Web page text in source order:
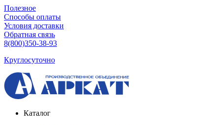
Полезное
Способы оплаты
Условия доставки
Обратная связь
8(800)350-38-93
Круглосуточно
Каталог